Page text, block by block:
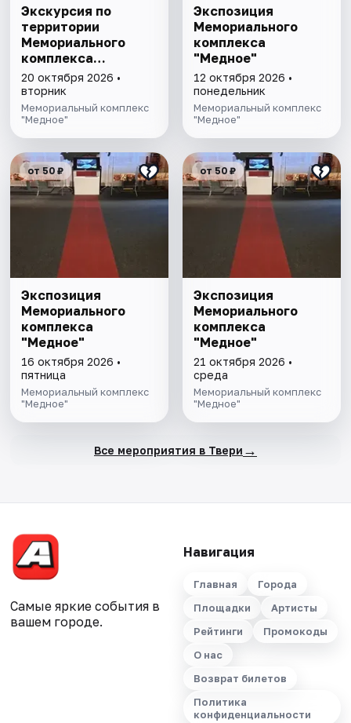
Экскурсия по
территории
Мемориального
комплекса
"Медное"
20 октября 2026 •
вторник
Мемориальный комплекс
"Медное"
Экспозиция
Мемориального
комплекса
"Медное"
12 октября 2026 •
понедельник
Мемориальный комплекс
"Медное"
от 50 ₽
Экспозиция
Мемориального
комплекса
"Медное"
16 октября 2026 •
пятница
Мемориальный комплекс
"Медное"
от 50 ₽
Экспозиция
Мемориального
комплекса
"Медное"
21 октября 2026 •
среда
Мемориальный комплекс
"Медное"
Все мероприятия в Твери →
Самые яркие события в
вашем городе.
Навигация
Главная
Города
Площадки
Артисты
Рейтинги
Промокоды
О нас
Возврат билетов
Политика
конфиденциальности